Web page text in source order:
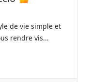
de vie simple et
rendre vis...